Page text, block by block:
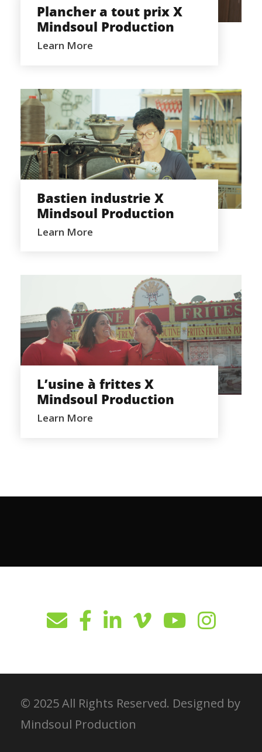
Plancher a tout prix X
Mindsoul Production
Learn More
BASTIEN INDUSTRIE X MINDSOUL
PRODUCTION
Bastien industrie X
Mindsoul Production
Learn More
L’USINE À FRITTES X MINDSOUL
PRODUCTION
L’usine à frittes X
Mindsoul Production
Learn More
© 2025 All Rights Reserved. Designed by
Mindsoul Production